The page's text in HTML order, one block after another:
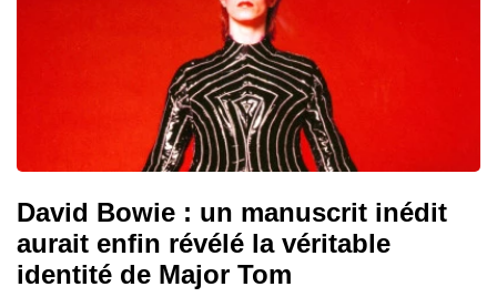
David Bowie : un manuscrit inédit
aurait enfin révélé la véritable
identité de Major Tom